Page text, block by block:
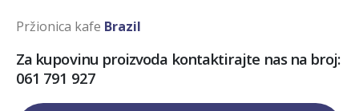
Pržionica kafe Brazil
Za kupovinu proizvoda kontaktirajte nas na broj:
061 791 927